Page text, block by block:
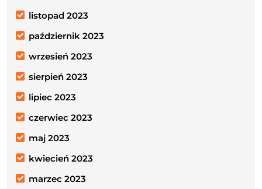
listopad 2023
październik 2023
wrzesień 2023
sierpień 2023
lipiec 2023
czerwiec 2023
maj 2023
kwiecień 2023
marzec 2023